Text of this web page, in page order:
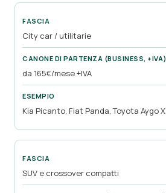
City car / utilitarie
da 165€/mese +IVA
Kia Picanto, Fiat Panda, Toyota Aygo X
SUV e crossover compatti